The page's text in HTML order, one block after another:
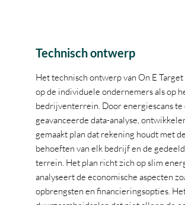
Technisch ontwerp
Het technisch ontwerp van On E
op de individuele ondernemers als op
bedrijventerrein. Door energiescans
geavanceerde data-analyse,
gemaakt plan dat rekening houdt met
behoeften van elk bedrijf en de
terrein. Het plan richt zich op slim
analyseert de economische aspecten
opbrengsten en financieringsopties.